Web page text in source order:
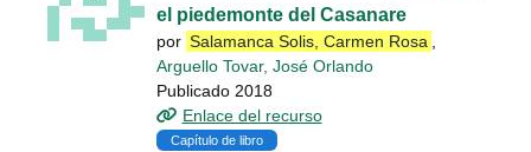
el piedemonte del Casanare
por Salamanca Solis, Carmen Rosa
Arguello Tovar, José Orlando
Publicado 2018
Enlace del recurso
Capítulo de libro